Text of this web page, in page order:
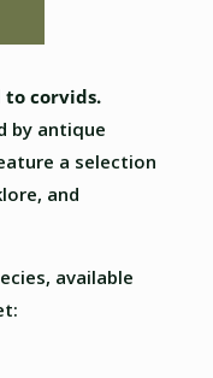
corvids.
by antique
a selection
and
available